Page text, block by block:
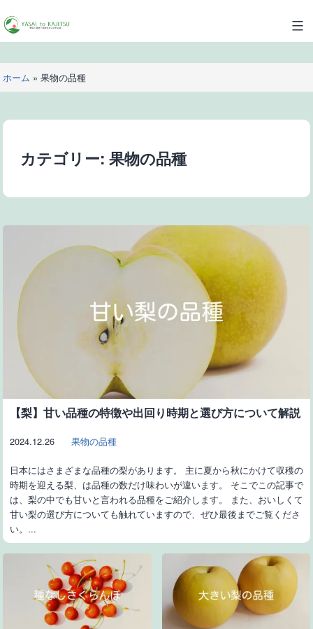
ン
テ
ツ
へ
キ
YASAI
to
KAJITSU
ホーム » 果物の品種
カテゴリー: 果物の品種
【梨】甘い品種の特徴や出回り時期と選び方について解説
2024.12.26 果物の品種
日本にはさまざまな品種の梨があります。 主に夏から秋にかけて収穫の
時期を迎える梨、は品種の数だけ味わいが違います。 そこでこの記事で
は、梨の中でも甘いと言われる品種をご紹介します。 また、おいしくて
甘い梨の選び方についても触れていますので、ぜひ最後までご覧くださ
い。...